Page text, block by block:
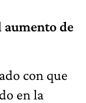
aumento de
con que
en la